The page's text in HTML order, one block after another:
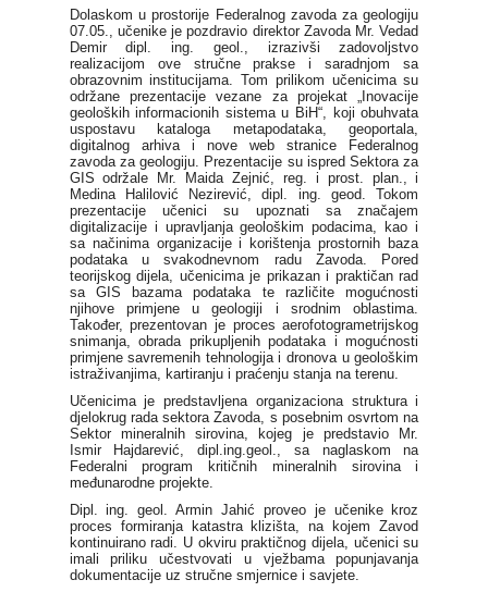
Dolaskom u prostorije Federalnog zavoda za geologiju
07.05., učenike je pozdravio direktor Zavoda Mr. Vedad
Demir dipl. ing. geol., izrazivši zadovoljstvo
realizacijom ove stručne prakse i saradnjom sa
obrazovnim institucijama. Tom prilikom učenicima su
održane prezentacije vezane za projekat „Inovacije
geoloških informacionih sistema u BiH“, koji obuhvata
uspostavu kataloga metapodataka, geoportala,
digitalnog arhiva i nove web stranice Federalnog
zavoda za geologiju. Prezentacije su ispred Sektora za
GIS održale Mr. Maida Zejnić, reg. i prost. plan., i
Medina Halilović Nezirević, dipl. ing. geod. Tokom
prezentacije učenici su upoznati sa značajem
digitalizacije i upravljanja geološkim podacima, kao i
sa načinima organizacije i korištenja prostornih baza
podataka u svakodnevnom radu Zavoda. Pored
teorijskog dijela, učenicima je prikazan i praktičan rad
sa GIS bazama podataka te različite mogućnosti
njihove primjene u geologiji i srodnim oblastima.
Također, prezentovan je proces aerofotogrametrijskog
snimanja, obrada prikupljenih podataka i mogućnosti
primjene savremenih tehnologija i dronova u geološkim
istraživanjima, kartiranju i praćenju stanja na terenu.
Učenicima je predstavljena organizaciona struktura i
djelokrug rada sektora Zavoda, s posebnim osvrtom na
Sektor mineralnih sirovina, kojeg je predstavio Mr.
Ismir Hajdarević, dipl.ing.geol., sa naglaskom na
Federalni program kritičnih mineralnih sirovina i
međunarodne projekte.
Dipl. ing. geol. Armin Jahić proveo je učenike kroz
proces formiranja katastra klizišta, na kojem Zavod
kontinuirano radi. U okviru praktičnog dijela, učenici su
imali priliku učestvovati u vježbama popunjavanja
dokumentacije uz stručne smjernice i savjete.